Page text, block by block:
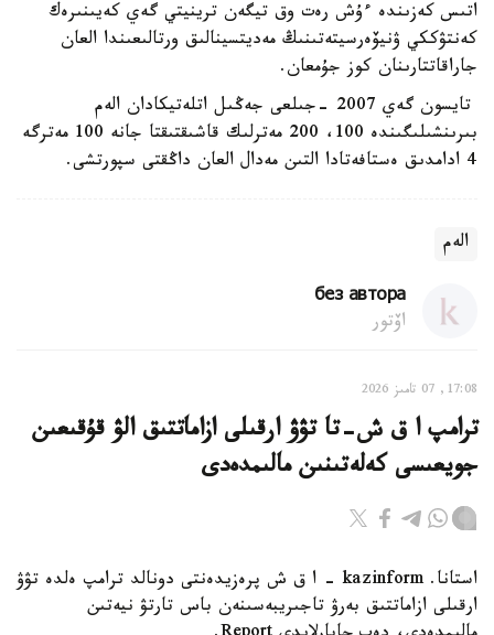
اتىس كەزىندە ءۇش رەت وق تيگەن ترينيتي گەي كەيىنىرەك
كەنتۋككي ۋنيۆەرسيتەتىنىڭ مەديتسينالىق ورتالىعىندا العان
جاراقاتتارىنان كوز جۇمعان.
تايسون گەي 2007 -جىلعى جەڭىل اتلەتيكادان الەم
بىرىنشىلىگىندە 100، 200 مەترلىك قاشىقتىقتا جانە 100 مەترگە
4 ادامدىق ەستافەتادا التىن مەدال العان داڭقتى سپورتشى.
الەم
без автора
اۆتور
17:08, 07 تامىز 2026
ترامپ ا ق ش-تا تۋۋ ارقىلى ازاماتتىق الۋ قۇقىعىن
جويعىسى كەلەتىنىن مالىمدەدى
استانا. kazinform - ا ق ش پرەزيدەنتى دونالد ترامپ ەلدە تۋۋ
ارقىلى ازاماتتىق بەرۋ تاجىريبەسىنەن باس تارتۋ نيەتىن